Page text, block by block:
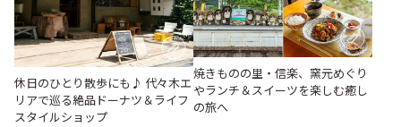
休日のひとり散歩にも♪ 代々木エ
リアで巡る絶品ドーナツ＆ライフ
スタイルショップ
焼きものの里・信楽、窯元めぐり
やランチ＆スイーツを楽しむ癒し
の旅へ